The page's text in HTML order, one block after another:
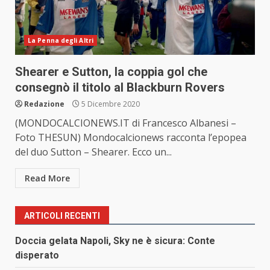
La Penna degli Altri
Shearer e Sutton, la coppia gol che
consegnò il titolo al Blackburn Rovers
Redazione 5 Dicembre 2020
(MONDOCALCIONEWS.IT di Francesco Albanesi –
Foto THESUN) Mondocalcionews racconta l’epopea
del duo Sutton – Shearer. Ecco un...
Read More
ARTICOLI RECENTI
Doccia gelata Napoli, Sky ne è sicura: Conte
disperato